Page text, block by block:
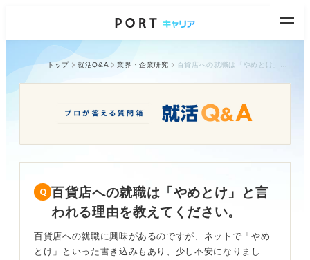
トップ 就活Q&A 業界・企業研究
百貨店への就職は「やめとけ」と言
われる理由を教えてください。
百貨店への就職に興味があるのですが、ネットで「やめ
とけ」といった書き込みもあり、少し不安になりまし